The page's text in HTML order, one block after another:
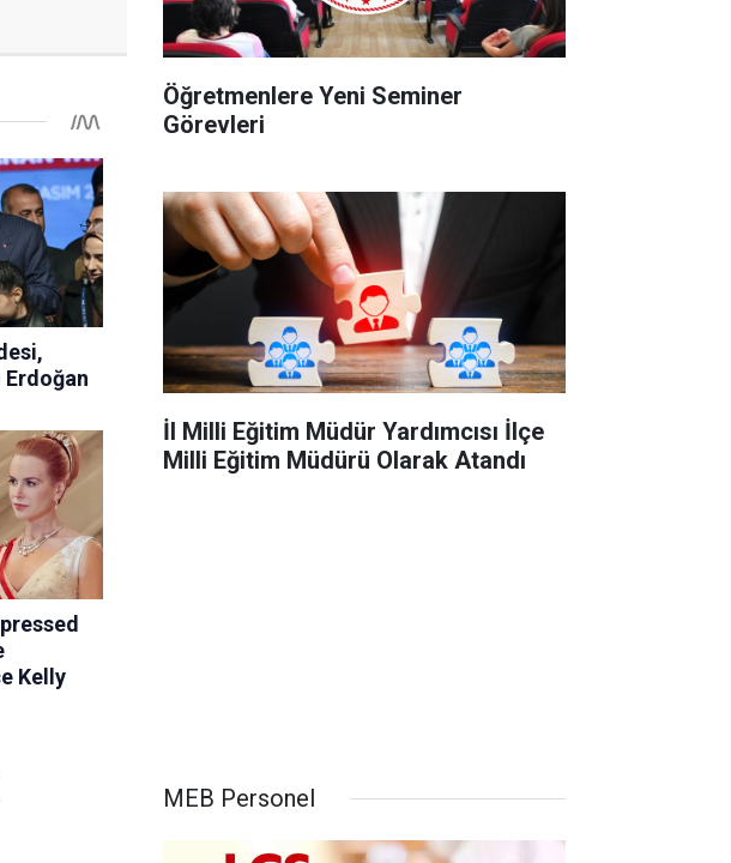
Öğretmenlere Yeni Seminer
Görevleri
İl Milli Eğitim Müdür Yardımcısı İlçe
Milli Eğitim Müdürü Olarak Atandı
MEB Personel